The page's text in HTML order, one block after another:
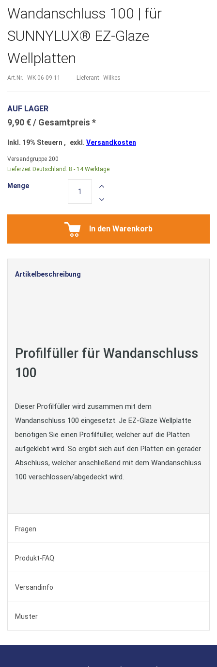
Wandanschluss 100 | für
SUNNYLUX® EZ-Glaze
Wellplatten
Art.Nr. WK-06-09-11 Lieferant: Wilkes
AUF LAGER
9,90 €
Inkl. 19% Steuern , exkl. Versandkosten
Versandgruppe 200
Lieferzeit Deutschland: 8 - 14 Werktage
Menge
In den Warenkorb
Artikelbeschreibung
Profilfüller für Wandanschluss
100
Dieser Profilfüller wird zusammen mit dem
Wandanschluss 100 eingesetzt. Je EZ-Glaze Wellplatte
benötigen Sie einen Profilfüller, welcher auf die Platten
aufgeklebt wird. So ergibt sich auf den Platten ein gerader
Abschluss, welcher anschließend mit dem Wandanschluss
100 verschlossen/abgedeckt wird.
Fragen
Produkt-FAQ
Versandinfo
Muster